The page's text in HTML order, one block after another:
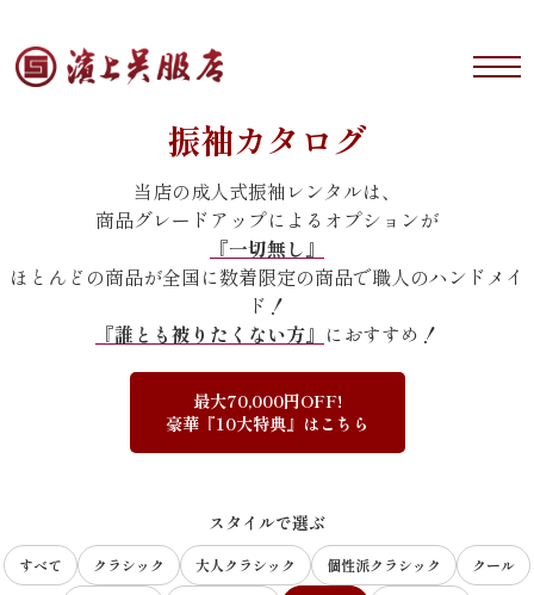
振袖カタログ
当店の成人式振袖レンタルは、
商品グレードアップによるオプションが
『一切無し』
ほとんどの商品が全国に数着限定の商品で職人のハンドメイ
ド！
『誰とも被りたくない方』 におすすめ！
最大70,000円OFF!
豪華『10大特典』はこちら
スタイルで選ぶ
すべて クラシック 大人クラシック 個性派クラシック
クール